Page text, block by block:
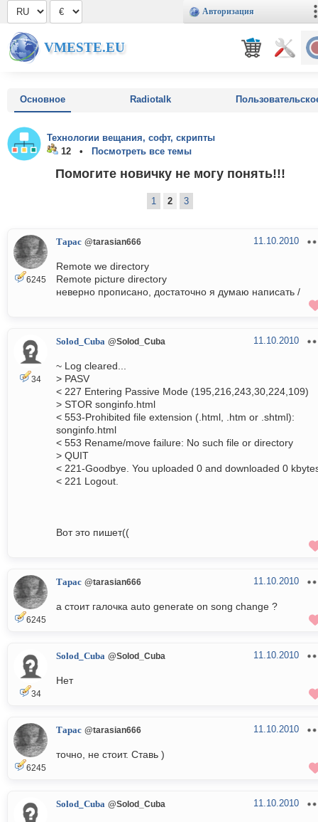
Авторизация
VMESTE.EU
Основное Radiotalk
Технологии вещания, софт, скрипты
12 •
Посмотреть все темы
Помогите новичку не могу понять!!!
1 2 3
6245
Тарас @tarasian666 11.10.2010
Remote we directory
Remote picture directory
неверно прописано, достаточно я думаю написать /
34
Solod_Cuba @Solod_Cuba 11.10.2010
~ Log cleared...
> PASV
< 227 Entering Passive Mode (195,216,243,30,224,109)
> STOR songinfo.html
< 553-Prohibited file extension (.html, .htm or .shtml):
songinfo.html
< 553 Rename/move failure: No such file or directory
> QUIT
< 221-Goodbye. You uploaded 0 and downloaded 0
< 221 Logout.
Вот это пишет((
6245
Тарас @tarasian666 11.10.2010
а стоит галочка auto generate on song change ?
34
Solod_Cuba @Solod_Cuba 11.10.2010
Нет
6245
Тарас @tarasian666 11.10.2010
точно, не стоит. Ставь )
Solod_Cuba @Solod_Cuba 11.10.2010